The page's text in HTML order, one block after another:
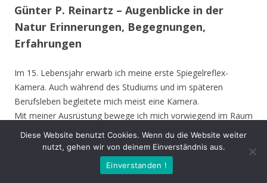
Günter P. Reinartz – Augenblicke in der
Natur Erinnerungen, Begegnungen,
Erfahrungen
Im 15. Lebensjahr erwarb ich meine erste Spiegelreflex-
Kamera. Auch während des Studiums und im späteren
Berufsleben begleitete mich meist eine Kamera.
Mit meiner Ausrüstung bewege ich mich vorwiegend im Raum
Nordrhein-Westfalen, bevorzugt im Kreis Unna, Hamm,
Münster und Soest. Ich besuche aber auch andere Gebiete in
Deutschland und die Vogelinsel Texel (Niederlande). Die
Ausstellung zeigt meine Erinnerungen, Begegnungen oder
Diese Website benutzt Cookies. Wenn du die Website weiter
nutzt, gehen wir von deinem Einverständnis aus.
Einverstanden !